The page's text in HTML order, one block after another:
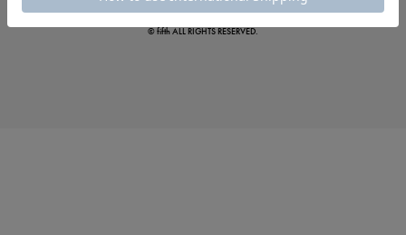
© fifth ALL RIGHTS RESERVED.